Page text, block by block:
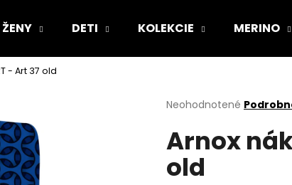
ŽENY DETI KOLEKCIE MERINO
- Art 37 old
Priemerné
produktu
je
z
Neohodnotené
Arnox
old
Čo potrebujete nájsť?
HĽADAŤ